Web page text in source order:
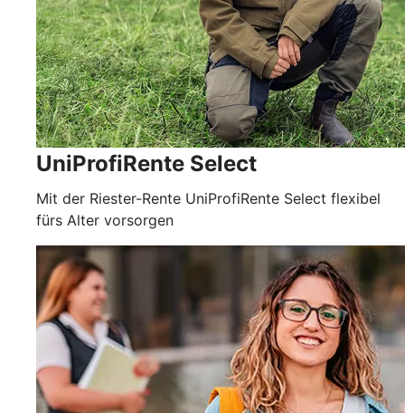
UniProfiRente Select
Mit der Riester-Rente UniProfiRente Select flexibel
fürs Alter vorsorgen